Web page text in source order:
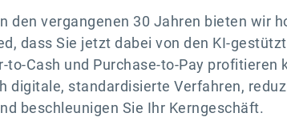
den vergangenen 30 Jahren bieten wir
dass Sie jetzt dabei von den KI-
Cash und Purchase-to-Pay profitieren
digitale, standardisierte Verfahren,
beschleunigen Sie Ihr Kerngeschäft.